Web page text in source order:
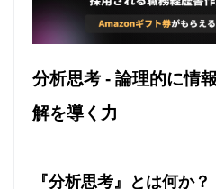
分析思考 - 論理的に情
解を導く力
『分析思考』とは何か？